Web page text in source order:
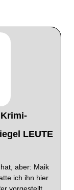
LEUTE
aber: Maik
ich ihn hier